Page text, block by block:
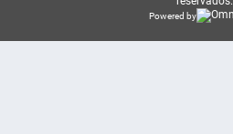
Powered by